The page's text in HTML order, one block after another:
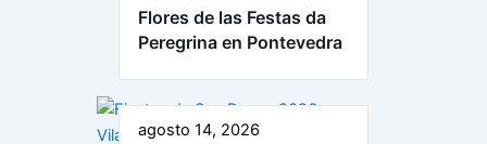
Flores de las Festas da
Peregrina en Pontevedra
agosto 14, 2026